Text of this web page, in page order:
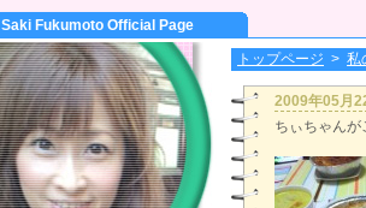
Saki Fukumoto Official Page
トップページ > 私
2009年05月
ちぃちゃん